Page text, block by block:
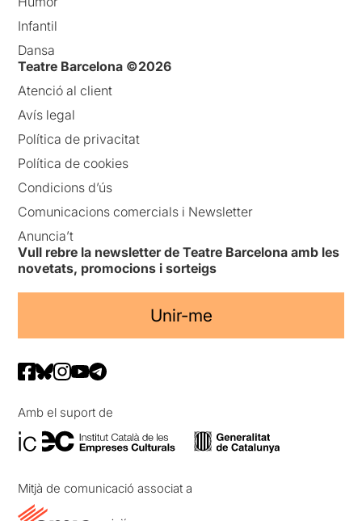
Infantil
Dansa
Teatre Barcelona ©2026
Atenció al client
Avís legal
Política de privacitat
Política de cookies
Condicions d’ús
Comunicacions comercials i Newsletter
Anuncia’t
Vull rebre la newsletter de Teatre Barcelona amb les
novetats, promocions i sorteigs
Unir-me
Amb el suport de
Mitjà de comunicació associat a